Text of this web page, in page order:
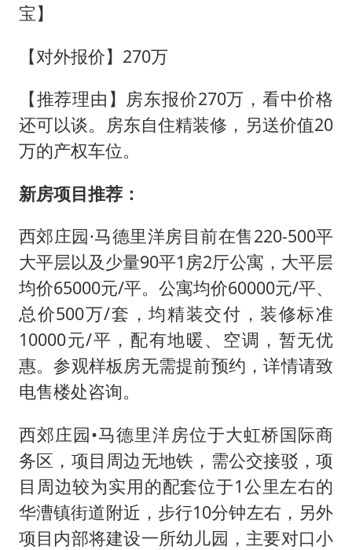
宝】
【对外报价】270万
【推荐理由】房东报价270万，看中价格
还可以谈。房东自住精装修，另送价值20
万的产权车位。
新房项目推荐：
西郊庄园·马德里洋房目前在售220-500平
大平层以及少量90平1房2厅公寓，大平层
均价65000元/平。公寓均价60000元/平、
总价500万/套，均精装交付，装修标准
10000元/平，配有地暖、空调，暂无优
惠。参观样板房无需提前预约，详情请致
电售楼处咨询。
西郊庄园•马德里洋房位于大虹桥国际商
务区，项目周边无地铁，需公交接驳，项
目周边较为实用的配套位于1公里左右的
华漕镇街道附近，步行10分钟左右，另外
项目内部将建设一所幼儿园，主要对口小